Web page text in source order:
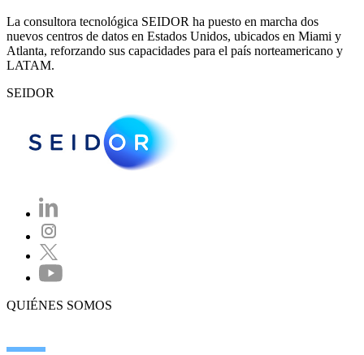
La consultora tecnológica SEIDOR ha puesto en marcha dos
nuevos centros de datos en Estados Unidos, ubicados en Miami y
Atlanta, reforzando sus capacidades para el país norteamericano y
LATAM.
SEIDOR
QUIÉNES SOMOS